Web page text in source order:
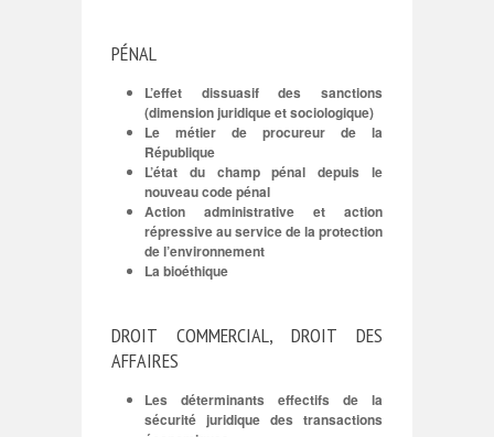
PÉNAL
L’effet dissuasif des sanctions
(dimension juridique et sociologique)
Le métier de procureur de la
République
L’état du champ pénal depuis le
nouveau code pénal
Action administrative et action
répressive au service de la protection
de l’environnement
La bioéthique
DROIT COMMERCIAL, DROIT DES
AFFAIRES
Les déterminants effectifs de la
sécurité juridique des transactions